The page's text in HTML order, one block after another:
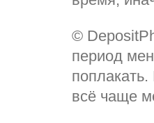
©
период
всё чаще